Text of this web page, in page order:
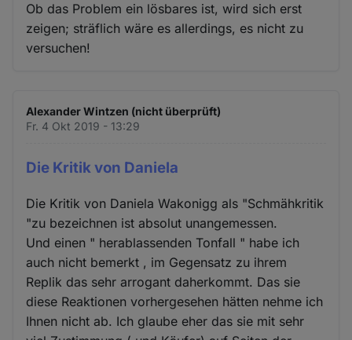
Ob das Problem ein lösbares ist, wird sich erst
zeigen; sträflich wäre es allerdings, es nicht zu
versuchen!
Alexander Wintzen (nicht überprüft)
Fr. 4 Okt 2019 - 13:29
Die Kritik von Daniela
Die Kritik von Daniela Wakonigg als "Schmähkritik
"zu bezeichnen ist absolut unangemessen.
Und einen " herablassenden Tonfall " habe ich
auch nicht bemerkt , im Gegensatz zu ihrem
Replik das sehr arrogant daherkommt. Das sie
diese Reaktionen vorhergesehen hätten nehme ich
Ihnen nicht ab. Ich glaube eher das sie mit sehr